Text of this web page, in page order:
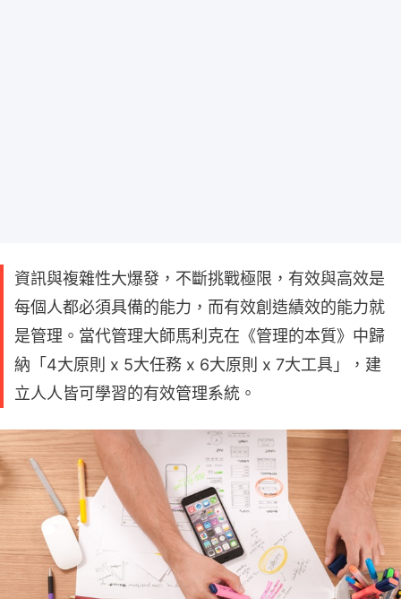
資訊與複雜性大爆發，不斷挑戰極限，有效與高效是
每個人都必須具備的能力，而有效創造績效的能力就
是管理。當代管理大師馬利克在《管理的本質》中歸
納「4大原則 x 5大任務 x 6大原則 x 7大工具」，建
立人人皆可學習的有效管理系統。